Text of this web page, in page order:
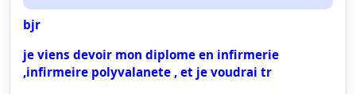
bjr
je viens devoir mon diplome en infirmerie
,infirmeire polyvalanete , et je voudrai tr